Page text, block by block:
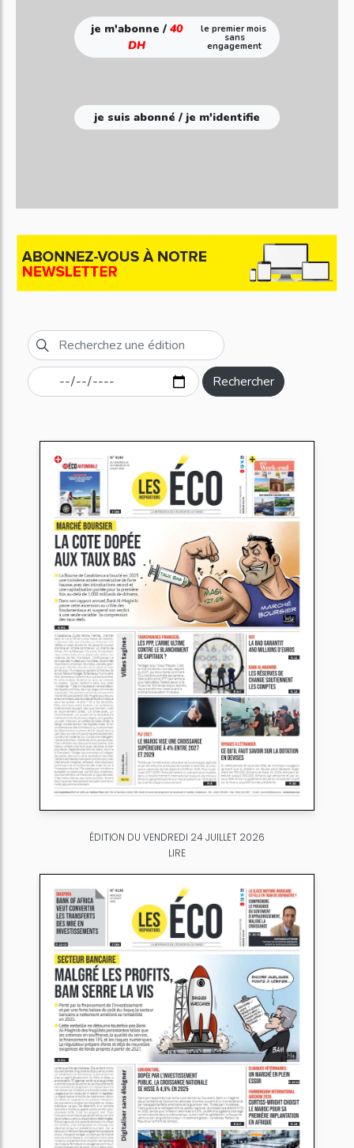
je m'abonne /40
DH
le premier mois
sans
engagement
je suis abonné / je m'identifie
Rechercher
ÉDITION DU VENDREDI 24 JUILLET 2026
LIRE